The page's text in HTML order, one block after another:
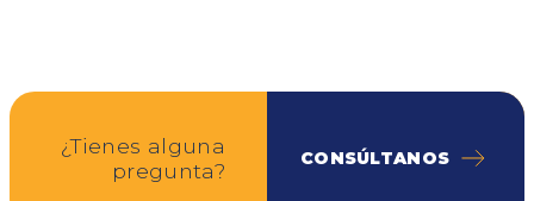
¿Tienes alguna
pregunta?
CONSÚLTANOS